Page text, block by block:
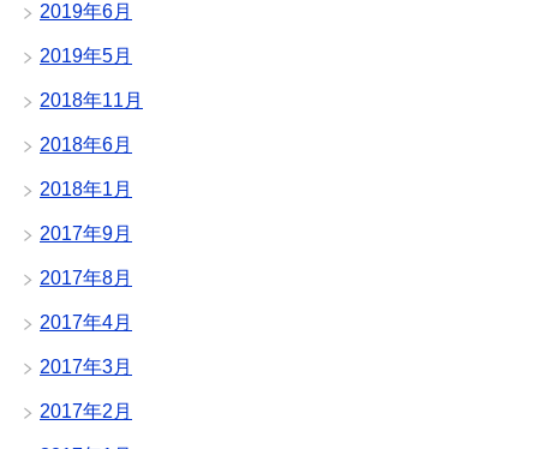
2019年6月
2019年5月
2018年11月
2018年6月
2018年1月
2017年9月
2017年8月
2017年4月
2017年3月
2017年2月